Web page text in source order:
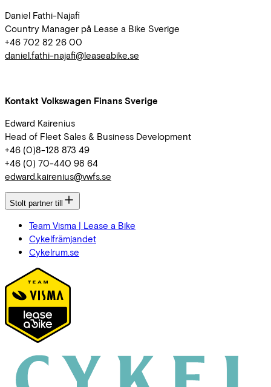
Daniel Fathi-Najafi
Country Manager på Lease a Bike Sverige
+46 702 82 26 00
daniel.fathi-najafi@leaseabike.se
Kontakt Volkswagen Finans Sverige
Edward Kairenius
Head of Fleet Sales & Business Development
+46 (0)8-128 873 49
+46 (0) 70-440 98 64
edward.kairenius@vwfs.se
Stolt partner till
Team Visma | Lease a Bike
Cykelfrämjandet
Cykelrum.se